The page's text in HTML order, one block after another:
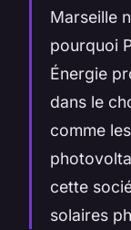
Marseille
pourquoi
Énergie
dans le
comme
cette
solaires